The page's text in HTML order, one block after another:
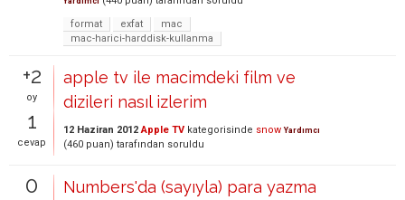
format
exfat
mac
mac-harici-harddisk-kullanma
+2
oy
1
cevap
apple tv ile macimdeki film ve
dizileri nasıl izlerim
12 Haziran 2012 Apple TV kategorisinde snow Yardımcı
(460 puan) tarafından soruldu
0
Numbers'da (sayıyla) para yazma